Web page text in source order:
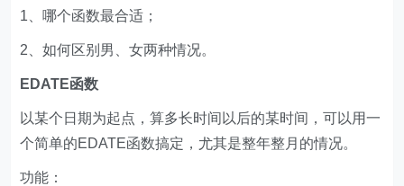
1、哪个函数最合适；
2、如何区别男、女两种情况。
EDATE函数
以某个日期为起点，算多长时间以后的某时间，可以用一
个简单的EDATE函数搞定，尤其是整年整月的情况。
功能：